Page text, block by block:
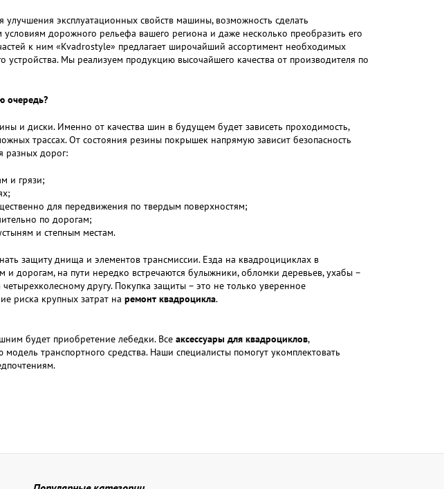
эксплуатационных свойств машины, возможность сделать
дорожного рельефа вашего региона и даже несколько преобразить его
к ним «Kvadrostyle» предлагает широчайший ассортимент необходимых
Мы реализуем продукцию высочайшего качества от производителя по
очередь?
и диски. Именно от качества шин в будущем будет зависеть проходимость,
трассах. От состояния резины покрышек напрямую зависит безопасность
разных дорог:
и грязи;
для передвижения по твердым поверхностям;
по дорогам;
и степным местам.
защиту днища и элементов трансмиссии. Езда на квадроцициклах в
дорогам, на пути нередко встречаются булыжники, обломки деревьев, ухабы –
другу. Покупка защиты – это не только уверенное
риска крупных затрат на ремонт квадроцикла.
будет приобретение лебедки. Все аксессуары для квадроциклов,
транспортного средства. Наши специалисты помогут укомплектовать